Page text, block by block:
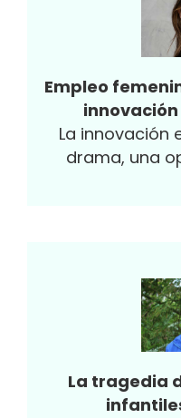
Empleo
La innovación
drama, una
La tragedia